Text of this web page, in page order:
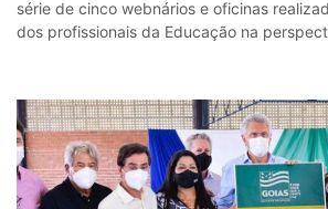
série de cinco webnários e oficinas
dos profissionais da Educação na